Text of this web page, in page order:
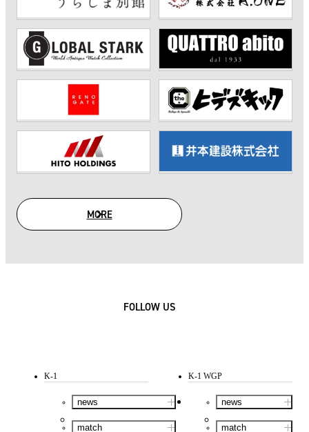
MORESUPPORTER
FOLLOW US
K-1
news
match
K-1 WGP
news
match